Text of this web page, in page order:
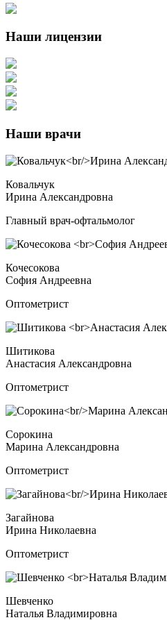
Наши лицензии
Наши врачи
Ковальчук
Ирина Александровна
Главный врач-офтальмолог
Кочесокова
София Андреевна
Оптометрист
Шитикова
Анастасия Александровна
Оптометрист
Сорокина
Марина Александровна
Оптометрист
Загайнова
Ирина Николаевна
Оптометрист
Шевченко
Наталья Владимировна